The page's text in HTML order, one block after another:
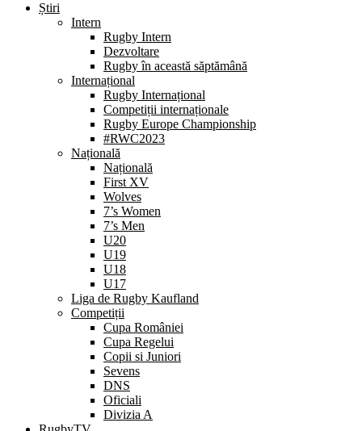
Știri
Intern
Rugby Intern
Dezvoltare
Rugby în această săptămână
Internațional
Rugby Internațional
Competiții internaționale
Rugby Europe Championship
#RWC2023
Națională
Națională
First XV
Wolves
7’s Women
7’s Men
U20
U19
U18
U17
Liga de Rugby Kaufland
Competiții
Cupa României
Cupa Regelui
Copii si Juniori
Sevens
DNS
Oficiali
Divizia A